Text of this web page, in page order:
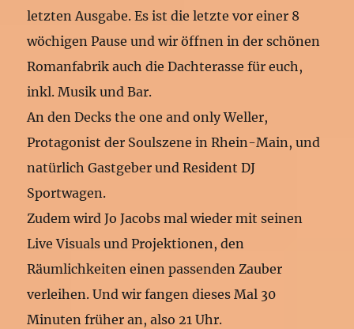
letzten Ausgabe. Es ist die letzte vor einer 8
wöchigen Pause und wir öffnen in der schönen
Romanfabrik auch die Dachterasse für euch,
inkl. Musik und Bar.
An den Decks the one and only Weller,
Protagonist der Soulszene in Rhein-Main, und
natürlich Gastgeber und Resident DJ
Sportwagen.
Zudem wird Jo Jacobs mal wieder mit seinen
Live Visuals und Projektionen, den
Räumlichkeiten einen passenden Zauber
verleihen. Und wir fangen dieses Mal 30
Minuten früher an, also 21 Uhr.